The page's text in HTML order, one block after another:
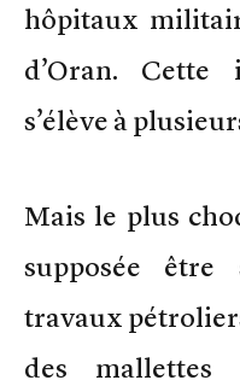
hôpitaux
d’Oran. Cette
s’élève à
Mais le plus
supposée être
travaux
des mallettes